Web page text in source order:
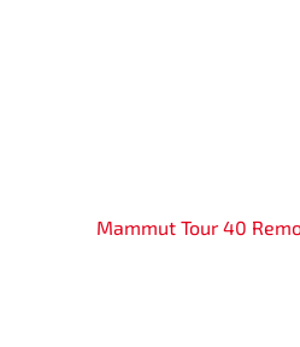
Mammut Tour 40